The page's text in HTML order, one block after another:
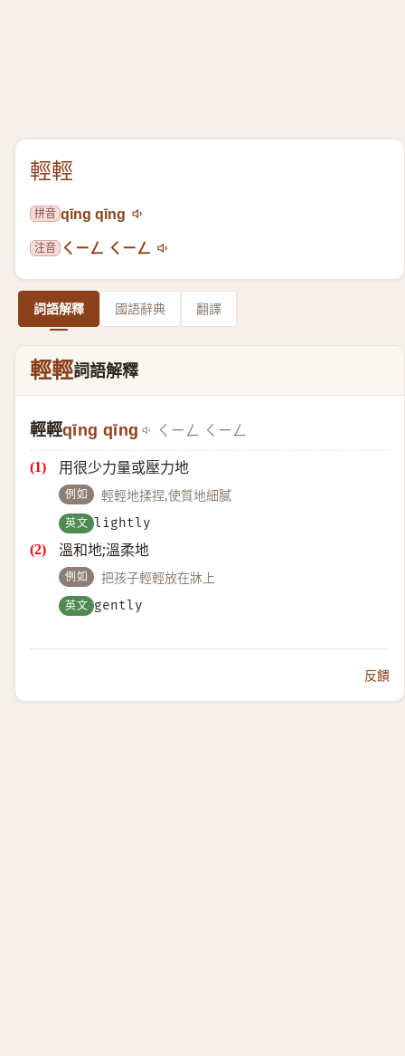
輕輕
拼音 qīng qīng
注音 ㄑㄧㄥ ㄑㄧㄥ
詞語解釋 國語辭典 翻譯
輕輕詞語解釋
輕輕qīng qīng ㄑㄧㄥ ㄑㄧㄥ
用很少力量或壓力地
例如 輕輕地揉捏,使質地細膩
英文 lightly
溫和地;溫柔地
例如 把孩子輕輕放在牀上
英文 gently
反饋